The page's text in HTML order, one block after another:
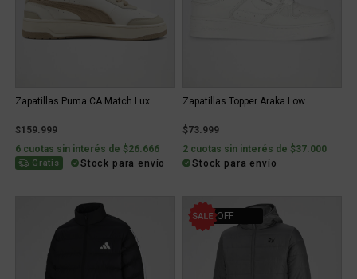
Zapatillas Puma CA Match Lux
$159.999
6 cuotas sin interés de $26.666
Gratis Stock para envío
Zapatillas Topper Araka Low
$73.999
2 cuotas sin interés de $37.000
Stock para envío
20% OFF